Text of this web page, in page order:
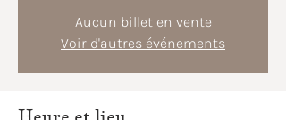
Aucun billet en vente
Voir d'autres événements